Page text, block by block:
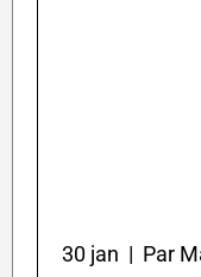
30 jan | Par